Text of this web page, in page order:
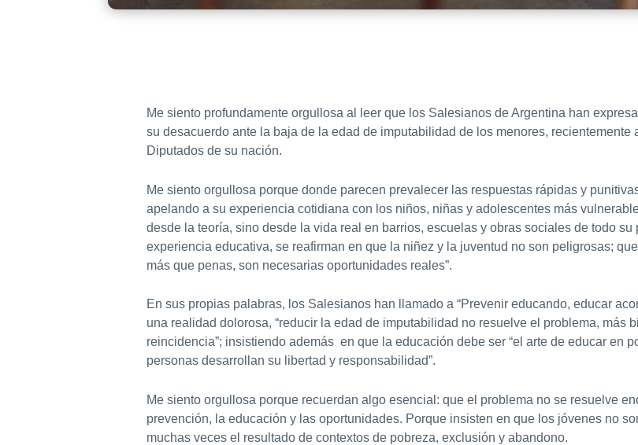
Me siento profundamente orgullosa al leer que los Salesianos de Argentina han
su desacuerdo ante la baja de la edad de imputabilidad de los menores, recientemente
Diputados de su nación.
Me siento orgullosa porque donde parecen prevalecer las respuestas rápidas y
apelando a su experiencia cotidiana con los niños, niñas y adolescentes más
desde la teoría, sino desde la vida real en barrios, escuelas y obras sociales de todo su
experiencia educativa, se reafirman en que la niñez y la juventud no son peligrosas;
más que penas, son necesarias oportunidades reales”.
En sus propias palabras, los Salesianos han llamado a “Prevenir educando, educar
una realidad dolorosa, “reducir la edad de imputabilidad no resuelve el problema, más
reincidencia”; insistiendo además en que la educación debe ser “el arte de educar en
personas desarrollan su libertad y responsabilidad”.
Me siento orgullosa porque recuerdan algo esencial: que el problema no se resuelve
prevención, la educación y las oportunidades. Porque insisten en que los jóvenes no
muchas veces el resultado de contextos de pobreza, exclusión y abandono.